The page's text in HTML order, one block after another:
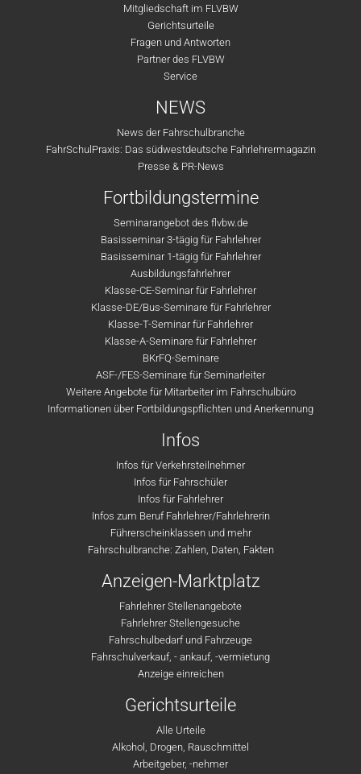
Mitgliedschaft im FLVBW
Gerichtsurteile
Fragen und Antworten
Partner des FLVBW
Service
NEWS
News der Fahrschulbranche
FahrSchulPraxis: Das südwestdeutsche Fahrlehrermagazin
Presse & PR-News
Fortbildungstermine
Seminarangebot des flvbw.de
Basisseminar 3-tägig für Fahrlehrer
Basisseminar 1-tägig für Fahrlehrer
Ausbildungsfahrlehrer
Klasse-CE-Seminar für Fahrlehrer
Klasse-DE/Bus-Seminare für Fahrlehrer
Klasse-T-Seminar für Fahrlehrer
Klasse-A-Seminare für Fahrlehrer
BKrFQ-Seminare
ASF-/FES-Seminare für Seminarleiter
Weitere Angebote für Mitarbeiter im Fahrschulbüro
Informationen über Fortbildungspflichten und Anerkennung
Infos
Infos für Verkehrsteilnehmer
Infos für Fahrschüler
Infos für Fahrlehrer
Infos zum Beruf Fahrlehrer/Fahrlehrerin
Führerscheinklassen und mehr
Fahrschulbranche: Zahlen, Daten, Fakten
Anzeigen-Marktplatz
Fahrlehrer Stellenangebote
Fahrlehrer Stellengesuche
Fahrschulbedarf und Fahrzeuge
Fahrschulverkauf, - ankauf, -vermietung
Anzeige einreichen
Gerichtsurteile
Alle Urteile
Alkohol, Drogen, Rauschmittel
Arbeitgeber, -nehmer